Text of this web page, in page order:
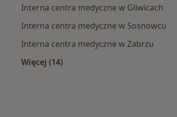
Interna centra medyczne w Gliwicach
Interna centra medyczne w Sosnowcu
Interna centra medyczne w Zabrzu
Więcej (14)